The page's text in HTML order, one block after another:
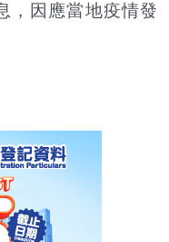
，因應當地疫情發